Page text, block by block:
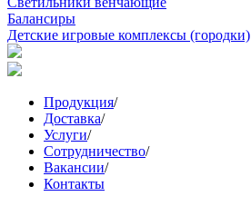
Балансиры
Детские игровые комплексы (городки)
Продукция/
Доставка/
Услуги/
Сотрудничество/
Вакансии/
Контакты